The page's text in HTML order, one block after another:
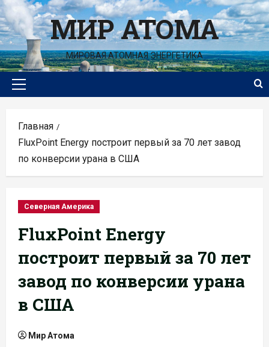
Перейти
к
содержимомуМИР АТОМА
МИРОВАЯ АТОМНАЯ ЭНЕРГЕТИКА
Основное
Главная
FluxPoint Energy построит первый за 70 лет завод
по конверсии урана в США
Северная Америка
FluxPoint Energy
построит первый за 70 лет
завод по конверсии урана
в США
Мир Атома